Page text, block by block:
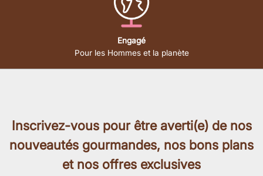
Engagé
Pour les Hommes et la planète
Inscrivez-vous pour être averti(e) de nos
nouveautés gourmandes, nos bons plans
et nos offres exclusives